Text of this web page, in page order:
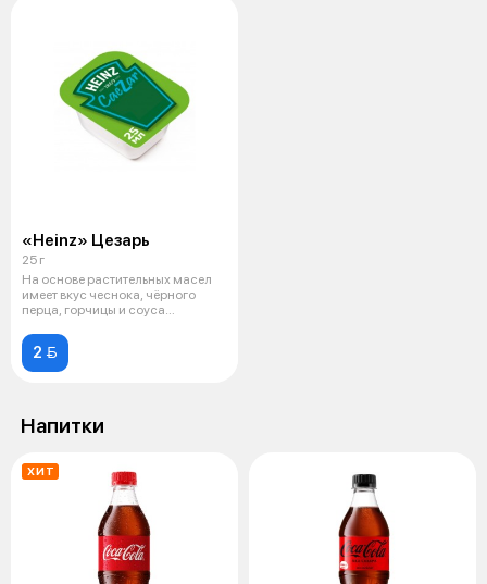
«Heinz» Цезарь
25 г
На основе растительных масел
имеет вкус чеснока, чёрного
перца, горчицы и соуса
2 
Напитки
ХИТ